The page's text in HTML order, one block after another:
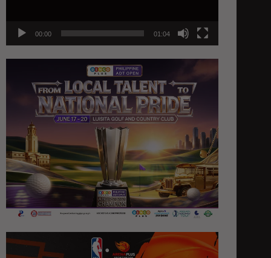
00:00 01:04